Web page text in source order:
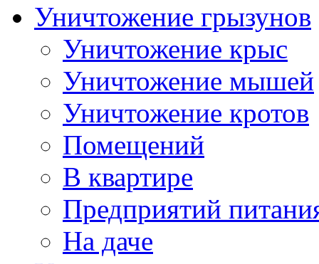
Уничтожение грызунов
Уничтожение крыс
Уничтожение мышей
Уничтожение кротов
Помещений
В квартире
Предприятий
На даче